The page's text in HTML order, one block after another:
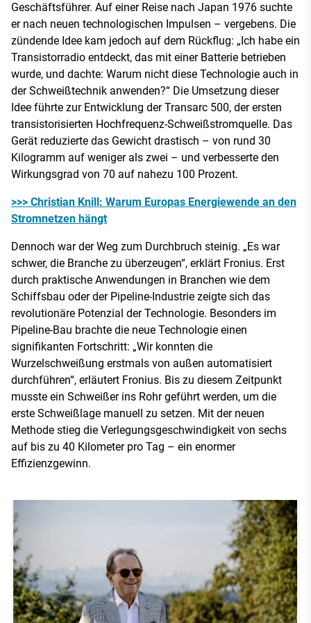
Geschäftsführer. Auf einer Reise nach Japan 1976 suchte
er nach neuen technologischen Impulsen – vergebens. Die
zündende Idee kam jedoch auf dem Rückflug: „Ich habe ein
Transistorradio entdeckt, das mit einer Batterie betrieben
wurde, und dachte: Warum nicht diese Technologie auch in
der Schweißtechnik anwenden?“ Die Umsetzung dieser
Idee führte zur Entwicklung der Transarc 500, der ersten
transistorisierten Hochfrequenz-Schweißstromquelle. Das
Gerät reduzierte das Gewicht drastisch – von rund 30
Kilogramm auf weniger als zwei – und verbesserte den
Wirkungsgrad von 70 auf nahezu 100 Prozent.
>>> Christian Knill: Warum Europas Energiewende an den
Stromnetzen hängt
Dennoch war der Weg zum Durchbruch steinig. „Es war
schwer, die Branche zu überzeugen“, erklärt Fronius. Erst
durch praktische Anwendungen in Branchen wie dem
Schiffsbau oder der Pipeline-Industrie zeigte sich das
revolutionäre Potenzial der Technologie. Besonders im
Pipeline-Bau brachte die neue Technologie einen
signifikanten Fortschritt: „Wir konnten die
Wurzelschweißung erstmals von außen automatisiert
durchführen“, erläutert Fronius. Bis zu diesem Zeitpunkt
musste ein Schweißer ins Rohr geführt werden, um die
erste Schweißlage manuell zu setzen. Mit der neuen
Methode stieg die Verlegungsgeschwindigkeit von sechs
auf bis zu 40 Kilometer pro Tag – ein enormer
Effizienzgewinn.